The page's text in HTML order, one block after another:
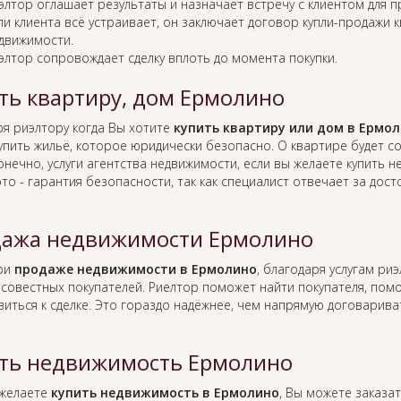
оглашает результаты и назначает встречу с клиентом для
клиента всё устраивает, он заключает договор купли-продажи
сопровождает сделку вплоть до момента покупки.
квартиру, дом Ермолино
риэлтору когда Вы хотите купить квартиру или дом в
жильё, которое юридически безопасно. О квартире будет
услуги агентства недвижимости, если вы желаете
- гарантия безопасности, так как специалист отвечает за
недвижимости Ермолино
продаже недвижимости в Ермолино, благодаря услугам
покупателей. Риелтор поможет найти покупателя,
к сделке. Это гораздо надёжнее, чем напрямую
недвижимость Ермолино
купить недвижимость в Ермолино, Вы можете